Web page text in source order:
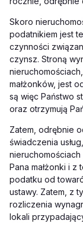
Skoro
podatnikiem jest
czynności
czynsz. Stroną
małżonków, jest
są więc Państwo
oraz otrzymują
Zatem, odrębnie
świadczenia
Pana małżonki i z
podatku od
ustawy. Zatem, z
rozliczenia
lokali